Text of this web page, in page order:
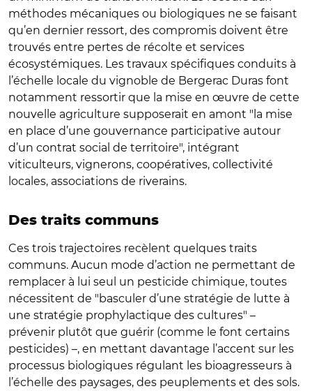
méthodes mécaniques ou biologiques ne se faisant
qu’en dernier ressort, des compromis doivent être
trouvés entre pertes de récolte et services
écosystémiques. Les travaux spécifiques conduits à
l’échelle locale du vignoble de Bergerac Duras font
notamment ressortir que la mise en œuvre de cette
nouvelle agriculture supposerait en amont "la mise
en place d’une gouvernance participative autour
d’un contrat social de territoire", intégrant
viticulteurs, vignerons, coopératives, collectivité
locales, associations de riverains.
Des traits communs
Ces trois trajectoires recèlent quelques traits
communs. Aucun mode d’action ne permettant de
remplacer à lui seul un pesticide chimique, toutes
nécessitent de "basculer d’une stratégie de lutte à
une stratégie prophylactique des cultures" –
prévenir plutôt que guérir (comme le font certains
pesticides) –, en mettant davantage l’accent sur les
processus biologiques régulant les bioagresseurs à
l’échelle des paysages, des peuplements et des sols.